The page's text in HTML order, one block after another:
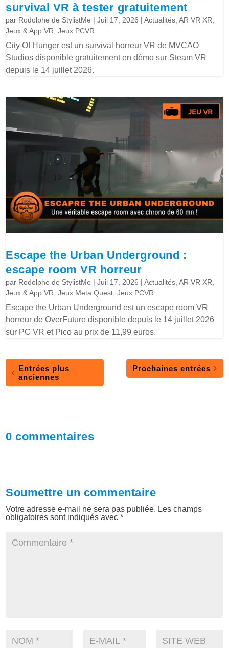
survival VR à tester gratuitement
par Rodolphe de StylistMe |Juil 17, 2026 |Actualités ,AR VR XR
Jeux & App VR ,Jeux PCVR
City Of Hunger est un survival horreur VR de MVCAO
Studios disponible gratuitement en démo sur Steam VR
depuis le 14 juillet 2026.
Escape the Urban Underground :
escape room VR horreur
par Rodolphe de StylistMe |Juil 17, 2026 |Actualités ,AR VR XR
Jeux & App VR ,Jeux Meta Quest ,Jeux PCVR
Escape the Urban Underground est un escape room VR
horreur de OverFuture disponible depuis le 14 juillet 2026
sur PC VR et Pico au prix de 11,99 euros.
Entrées plus
anciennes
Prochaines entrées
0 commentaires
Soumettre un commentaire
Votre adresse e-mail ne sera pas publiée. Les champs
obligatoires sont indiqués avec*